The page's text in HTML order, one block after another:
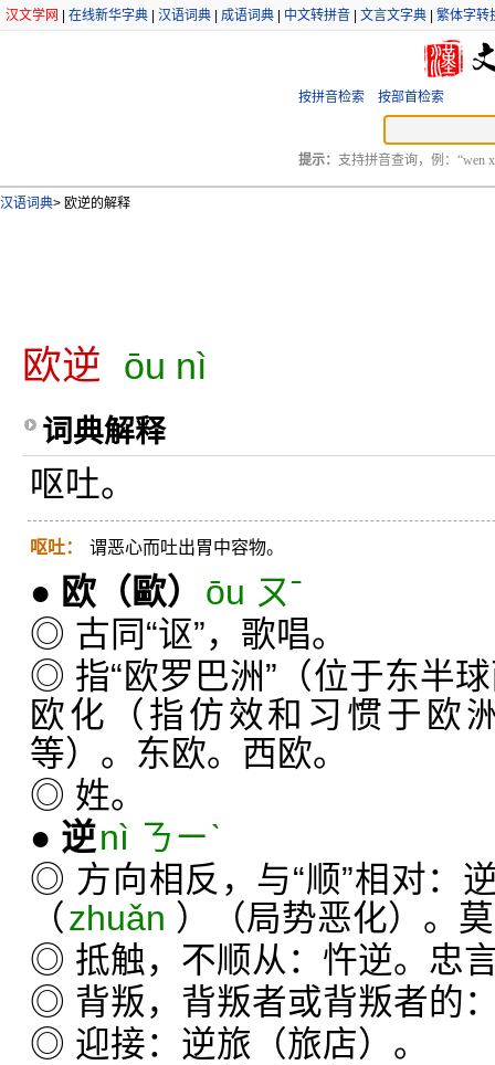
汉文学网 在线新华字典 汉语词典 成语词典 中文转拼音 文言文字典 繁体字转
按拼音检索 按部首检索
提示： 支持拼音查询，例：“wen
汉语词典> 欧逆的解释
欧逆 ōu nì
词典解释
呕吐。
呕吐： 谓恶心而吐出胃中容物。
● 欧 （歐）
ōu ㄡˉ
◎ 古同“讴”，歌唱。
◎ 指“欧罗巴洲”（位于东半
欧化（指仿效和习惯于欧
等）。东欧。西欧。
◎ 姓。
● 逆nì ㄋㄧˋ
◎ 方向相反，与“顺”相对：
（zhuǎn ）（局势恶化）。
◎ 抵触，不顺从：忤逆。忠
◎ 背叛，背叛者或背叛者的
◎ 迎接：逆旅（旅店）。